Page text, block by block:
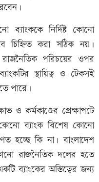
নির্দিষ্ট কোনো
চিহ্নিত করা সঠিক নয়।
পরিচয়ের ওপর
স্থায়িত্ব ও টেকসই
পারে।
ও কর্মকাণ্ডের প্রেক্ষাপটে
কোনো ব্যাংক বিশেষ কোনো
হচ্ছে কি না। বাংলাদেশ
রাজনৈতিক দলের হতে
ব্যাংকের অস্তিত্বের জন্য